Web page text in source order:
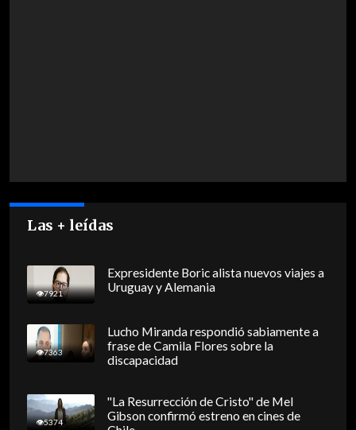
Las + leídas
7921
Expresidente Boric alista nuevos viajes a
Uruguay y Alemania
7363
Lucho Miranda respondió sabiamente a
frase de Camila Flores sobre la
discapacidad
5374
"La Resurrección de Cristo" de Mel
Gibson confirmó estreno en cines de